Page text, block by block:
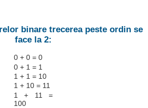
binare trecerea peste ordin se
face la 2:
0 + 0 = 0
0 + 1 = 1
1 + 1 = 10
1 + 10 = 11
1 + 11 =
100